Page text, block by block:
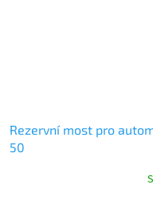
Rezervní most pro
50